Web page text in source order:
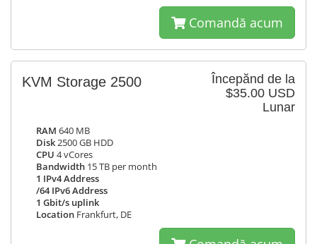
Comandă acum
Începănd de la
$35.00 USD
Lunar
KVM Storage 2500
RAM 640 MB
Disk2500 GB HDD
CPU 4 vCores
Bandwidth 15 TB per month
1 IPv4 Address
/64 IPv6 Address
1 Gbit/s uplink
Location Frankfurt, DE